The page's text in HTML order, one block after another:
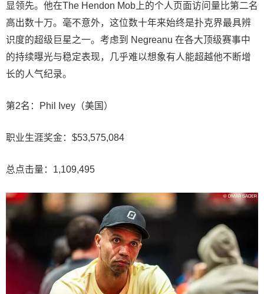
显领先。他在The Hendon Mob上的个人页面访问量比第二名
高出数十万。毫不意外，这位数十年来始终是扑克界最具辨
识度的超级巨星之一。考虑到 Negreanu 在各大顶级赛事中
的持续曝光与稳定表现，几乎难以想象有人能超越他不断增
长的人气纪录。
第2名：Phil Ivey（美国）
职业生涯奖金：$53,575,084
总点击量：1,109,495